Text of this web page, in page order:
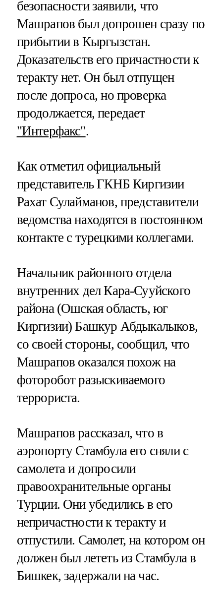
безопасности заявили, что
Машрапов был допрошен сразу по
прибытии в Кыргызстан.
Доказательств его причастности к
теракту нет. Он был отпущен
после допроса, но проверка
продолжается, передает
"Интерфакс".
Как отметил официальный
представитель ГКНБ Киргизии
Рахат Сулайманов, представители
ведомства находятся в постоянном
контакте с турецкими коллегами.
Начальник районного отдела
внутренних дел Кара-Сууйского
района (Ошская область, юг
Киргизии) Башкур Абдыкалыков,
со своей стороны, сообщил, что
Машрапов оказался похож на
фоторобот разыскиваемого
террориста.
Машрапов рассказал, что в
аэропорту Стамбула его сняли с
самолета и допросили
правоохранительные органы
Турции. Они убедились в его
непричастности к теракту и
отпустили. Самолет, на котором он
должен был лететь из Стамбула в
Бишкек, задержали на час.